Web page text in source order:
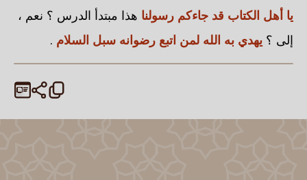
يا أهل الكتاب قد جاءكم رسولنا هذا مبتدأ الدرس ؟ نعم ،
إلى ؟ يهدي به الله لمن اتبع رضوانه سبل السلام .